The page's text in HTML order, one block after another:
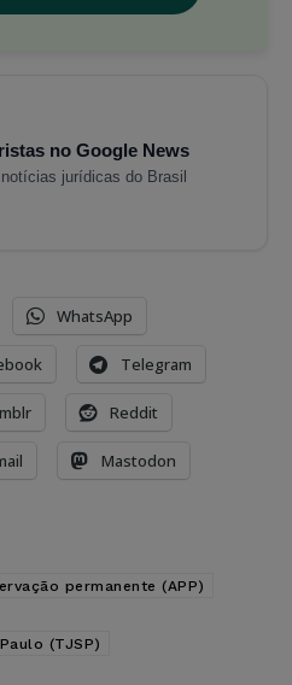
no Google News
jurídicas do Brasil
WhatsApp
Telegram
Reddit
Mastodon
permanente (APP)
(TJSP)